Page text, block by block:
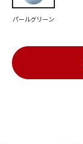
パールグリーン